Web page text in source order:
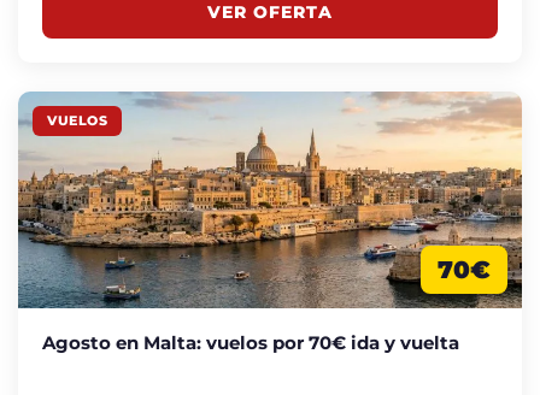
VER OFERTA
VUELOS
70€
Agosto en Malta: vuelos por 70€ ida y vuelta